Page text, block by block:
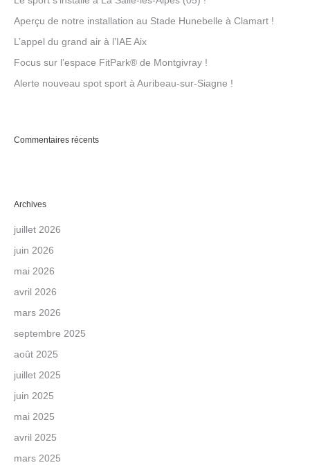
Aperçu de notre installation au Stade Hunebelle à Clamart !
L’appel du grand air à l’IAE Aix
Focus sur l’espace FitPark® de Montgivray !
Alerte nouveau spot sport à Auribeau-sur-Siagne !
Commentaires récents
Archives
juillet 2026
juin 2026
mai 2026
avril 2026
mars 2026
septembre 2025
août 2025
juillet 2025
juin 2025
mai 2025
avril 2025
mars 2025